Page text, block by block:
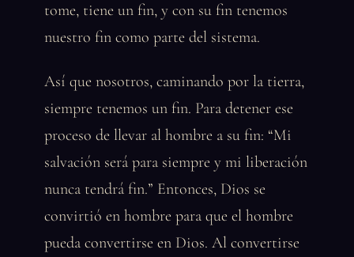
tome, tiene un fin, y con su fin tenemos
nuestro fin como parte del sistema.
Así que nosotros, caminando por la tierra,
siempre tenemos un fin. Para detener ese
proceso de llevar al hombre a su fin: “Mi
salvación será para siempre y mi liberación
nunca tendrá fin.” Entonces, Dios se
convirtió en hombre para que el hombre
pueda convertirse en Dios. Al convertirse